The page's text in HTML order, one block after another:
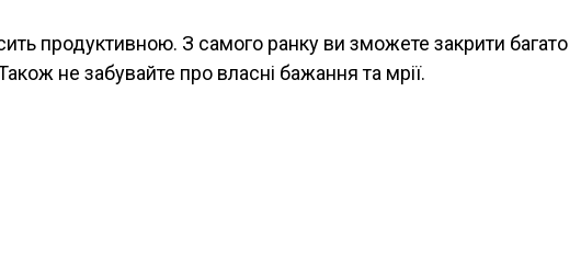
продуктивною. З самого ранку ви зможете закрити багато
не забувайте про власні бажання та мрії.